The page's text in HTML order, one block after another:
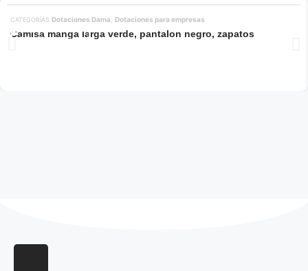
Añadir al carrito
CATEGORÍAS Dotaciones Dama Dotaciones para empresas
Camisa manga larga verde, pantalon negro, zapatos